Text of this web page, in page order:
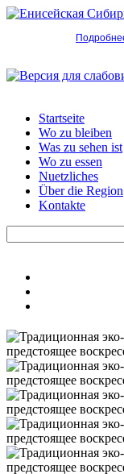
Startseite
Wo zu bleiben
Was zu sehen ist
Wo zu essen
Nuetzliches
Über die Region
Kontakte